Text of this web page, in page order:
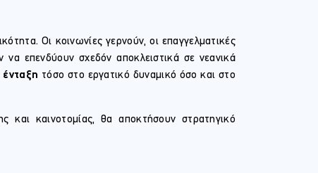
Οι κοινωνίες γερνούν, οι επαγγελματικές
να επενδύουν σχεδόν αποκλειστικά σε νεανικά
ένταξη τόσο στο εργατικό δυναμικό όσο και στο
και καινοτομίας, θα αποκτήσουν στρατηγικό